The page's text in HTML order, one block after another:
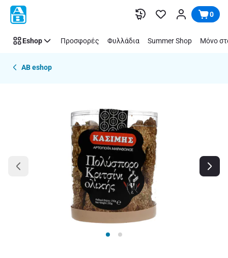
Παράλειψη 0
Eshop Προσφορές Φυλλάδια Summer Shop Μόνο
AB eshop